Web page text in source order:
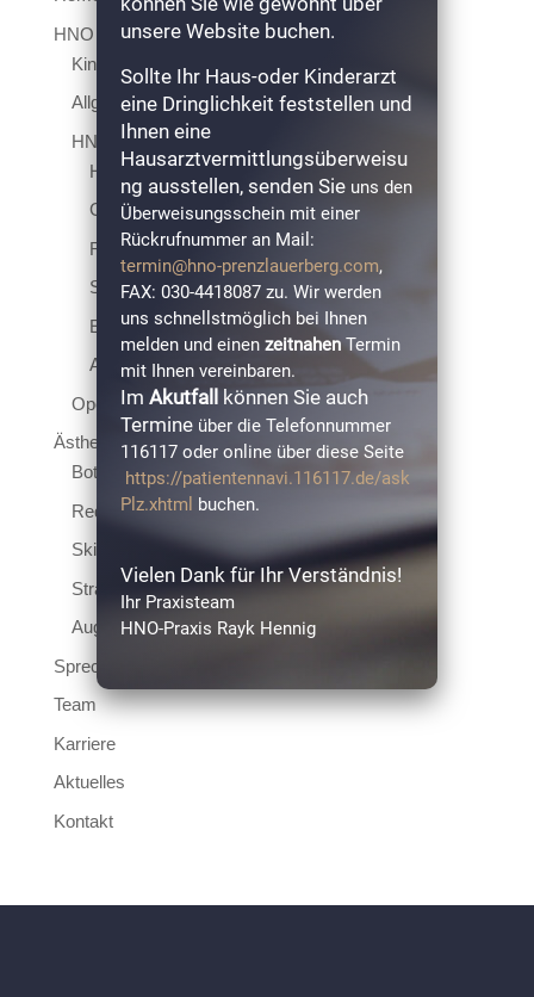
unsere Website buchen.
Sollte Ihr Haus-oder Kinderarzt
eine Dringlichkeit feststellen und
Ihnen eine
Hausarztvermittlungsüberweisu
ng ausstellen, senden Sie uns den
Überweisungsschein mit einer
Rückrufnummer an Mail:
termin@hno-prenzlauerberg.com,
FAX: 030-4418087 zu. Wir werden
uns schnellstmöglich bei Ihnen
melden und einen zeitnahen Termin
mit Ihnen vereinbaren.
Im Akutfallkönnen Sie auch
Termineüber die Telefonnummer
116117 oder online über diese Seite
https://patientennavi.116117.de/ask
Plz.xhtml buchen.
Vielen Dank für Ihr Verständnis!
Ihr Praxisteam
HNO-Praxis Rayk Hennig
HNO
Kinder HNO
Allgemeine HNO
HNO Diagnostik
Hörtestung
Gleichgewichtsprüfung
Rhinomanometrie
Schlafapnoediagnostik
Endoskopien
Allergiediagnostik
Operative Eingriffe
Ästhetik
Botoxtherapie
Reduktion von Fettpolstern
Skin Booster
Straffung der Haut (PRP)
Augenlidstraffung & Augenlidkorrektur
Sprechzeiten
Team
Karriere
Aktuelles
Kontakt